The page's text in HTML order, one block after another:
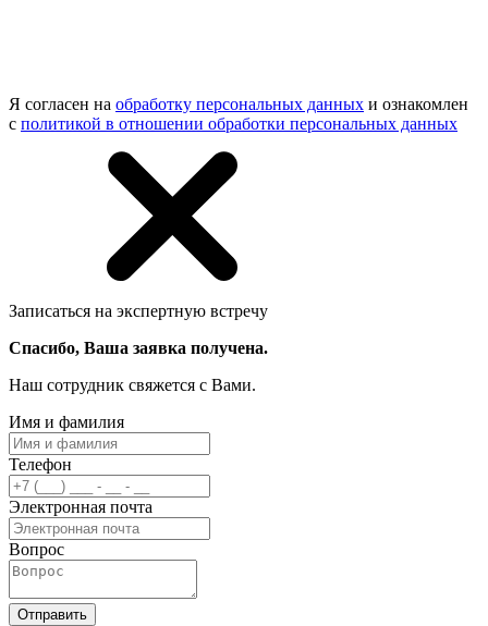
Я согласен на обработку персональных данных и ознакомлен
с политикой в отношении обработки персональных данных
Записаться на экспертную встречу
Спасибо, Ваша заявка получена.
Наш сотрудник свяжется с Вами.
Имя и фамилия
Телефон
Электронная почта
Вопрос
Отправить